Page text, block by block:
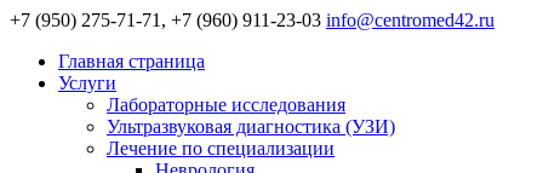
+7 (950) 275-71-71, +7 (960) 911-23-03 info@centromed42.ru
Главная страница
Услуги
Лабораторные исследования
Ультразвуковая диагностика (УЗИ)
Лечение по специализации